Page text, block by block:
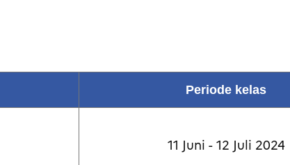
Periode kelas
11 Juni - 12 Juli 2024